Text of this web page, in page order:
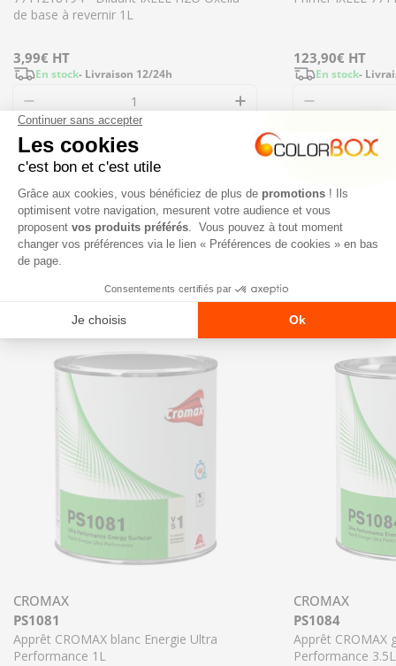
de base à revernir 1L
Prix
régulier
3,99€ HT
En stock- Livraison 12/24h
Diminuer la quantité pour 7711218194 -
Augmenter la
Ajouter
Prix
régulier
123,90€ HT
En stock-
NOS NOUVEAUTÉS
TOUT VOIR
CROMAX
PS1081
Apprêt CROMAX blanc Energie Ultra
Performance 1L
CROMAX
PS1084
Apprêt CROMAX
Performance 3.5L